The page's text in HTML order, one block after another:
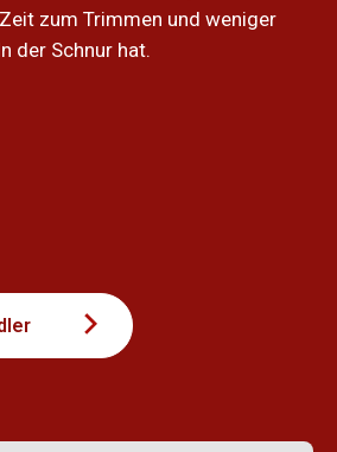
zum Trimmen und weniger
der Schnur hat.